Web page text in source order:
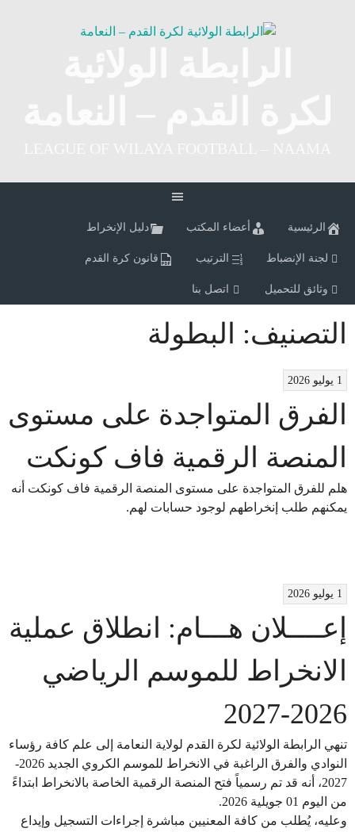
الرئيسية أعضاء المكتب دليل الإنخراط
لجنة الإنضباط الترتيب قانون كرة القدم
وثائق للتحميل اتصل بنا
التصنيف: البطولة
1 يوليو 2026
الفرق المتواجدة على مستوى
المنصة الرقمية فاف كونكت
هلم للفرق المتواجدة على مستوى المنصة الرقمية فاف كونكت أنه
يمكنهم طلب إنخراطهم لوجود حسابات لهم.
1 يوليو 2026
إعــــلان هـــام: انطلاق عملية
الانخراط للموسم الرياضي
2026-2027
​تنهي الرابطة الولائية لكرة القدم لولاية النعامة إلى علم كافة رؤساء
النوادي والفرق الراغبة في الانخراط للموسم الكروي الجديد 2026-
2027، أنه قد تم رسمياً فتح المنصة الرقمية الخاصة بالانخراط ابتداءً
من اليوم 01 جويلية 2026.
​وعليه، يُطلب من كافة المعنيين مباشرة إجراءات التسجيل وإيداع